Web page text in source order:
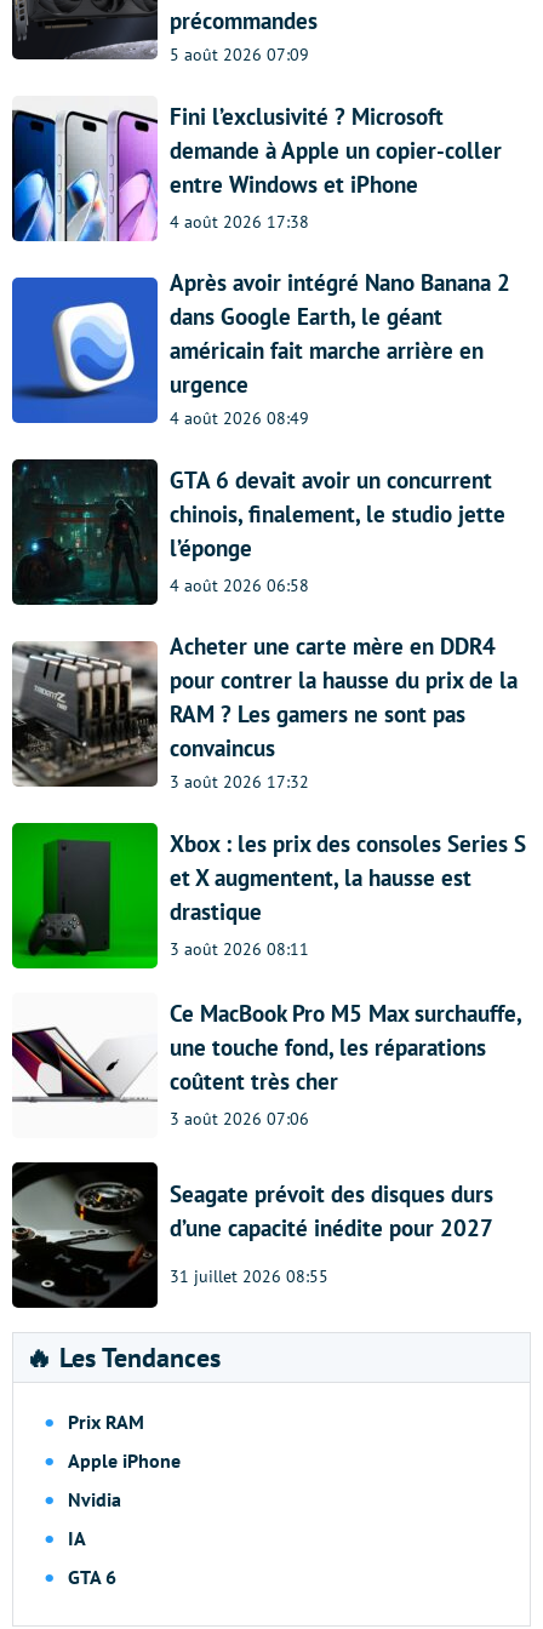
précommandes
5 août 2026 07:09
Fini l’exclusivité ? Microsoft
demande à Apple un copier-coller
entre Windows et iPhone
4 août 2026 17:38
Après avoir intégré Nano Banana 2
dans Google Earth, le géant
américain fait marche arrière en
urgence
4 août 2026 08:49
GTA 6 devait avoir un concurrent
chinois, finalement, le studio jette
l’éponge
4 août 2026 06:58
Acheter une carte mère en DDR4
pour contrer la hausse du prix de la
RAM ? Les gamers ne sont pas
convaincus
3 août 2026 17:32
Xbox : les prix des consoles Series S
et X augmentent, la hausse est
drastique
3 août 2026 08:11
Ce MacBook Pro M5 Max surchauffe,
une touche fond, les réparations
coûtent très cher
3 août 2026 07:06
Seagate prévoit des disques durs
d’une capacité inédite pour 2027
31 juillet 2026 08:55
🔥 Les Tendances
Prix RAM
Apple iPhone
Nvidia
IA
GTA 6